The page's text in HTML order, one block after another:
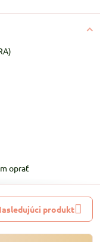
oprať
produkt